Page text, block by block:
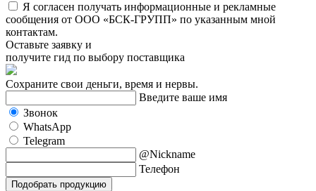
Я согласен получать информационные и рекламные
сообщения от ООО «БСК-ГРУПП» по указанным мной
контактам.
Оставьте заявку и
получите гид по выбору поставщика
Сохраните свои деньги, время и нервы.
Введите ваше имя
Звонок
WhatsApp
Telegram
@Nickname
Телефон
Подобрать продукцию